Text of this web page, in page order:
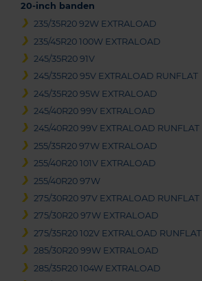
20-inch banden
235/35R20 92W EXTRALOAD
235/45R20 100W EXTRALOAD
245/35R20 91V
245/35R20 95V EXTRALOAD RUNFLAT
245/35R20 95W EXTRALOAD
245/40R20 99V EXTRALOAD
245/40R20 99V EXTRALOAD RUNFLAT
255/35R20 97W EXTRALOAD
255/40R20 101V EXTRALOAD
255/40R20 97W
275/30R20 97V EXTRALOAD RUNFLAT
275/30R20 97W EXTRALOAD
275/35R20 102V EXTRALOAD RUNFLAT
285/30R20 99W EXTRALOAD
285/35R20 104W EXTRALOAD